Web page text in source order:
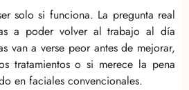
solo si funciona. La pregunta real
a poder volver al trabajo al día
van a verse peor antes de mejorar,
tratamientos o si merece la pena
en faciales convencionales.